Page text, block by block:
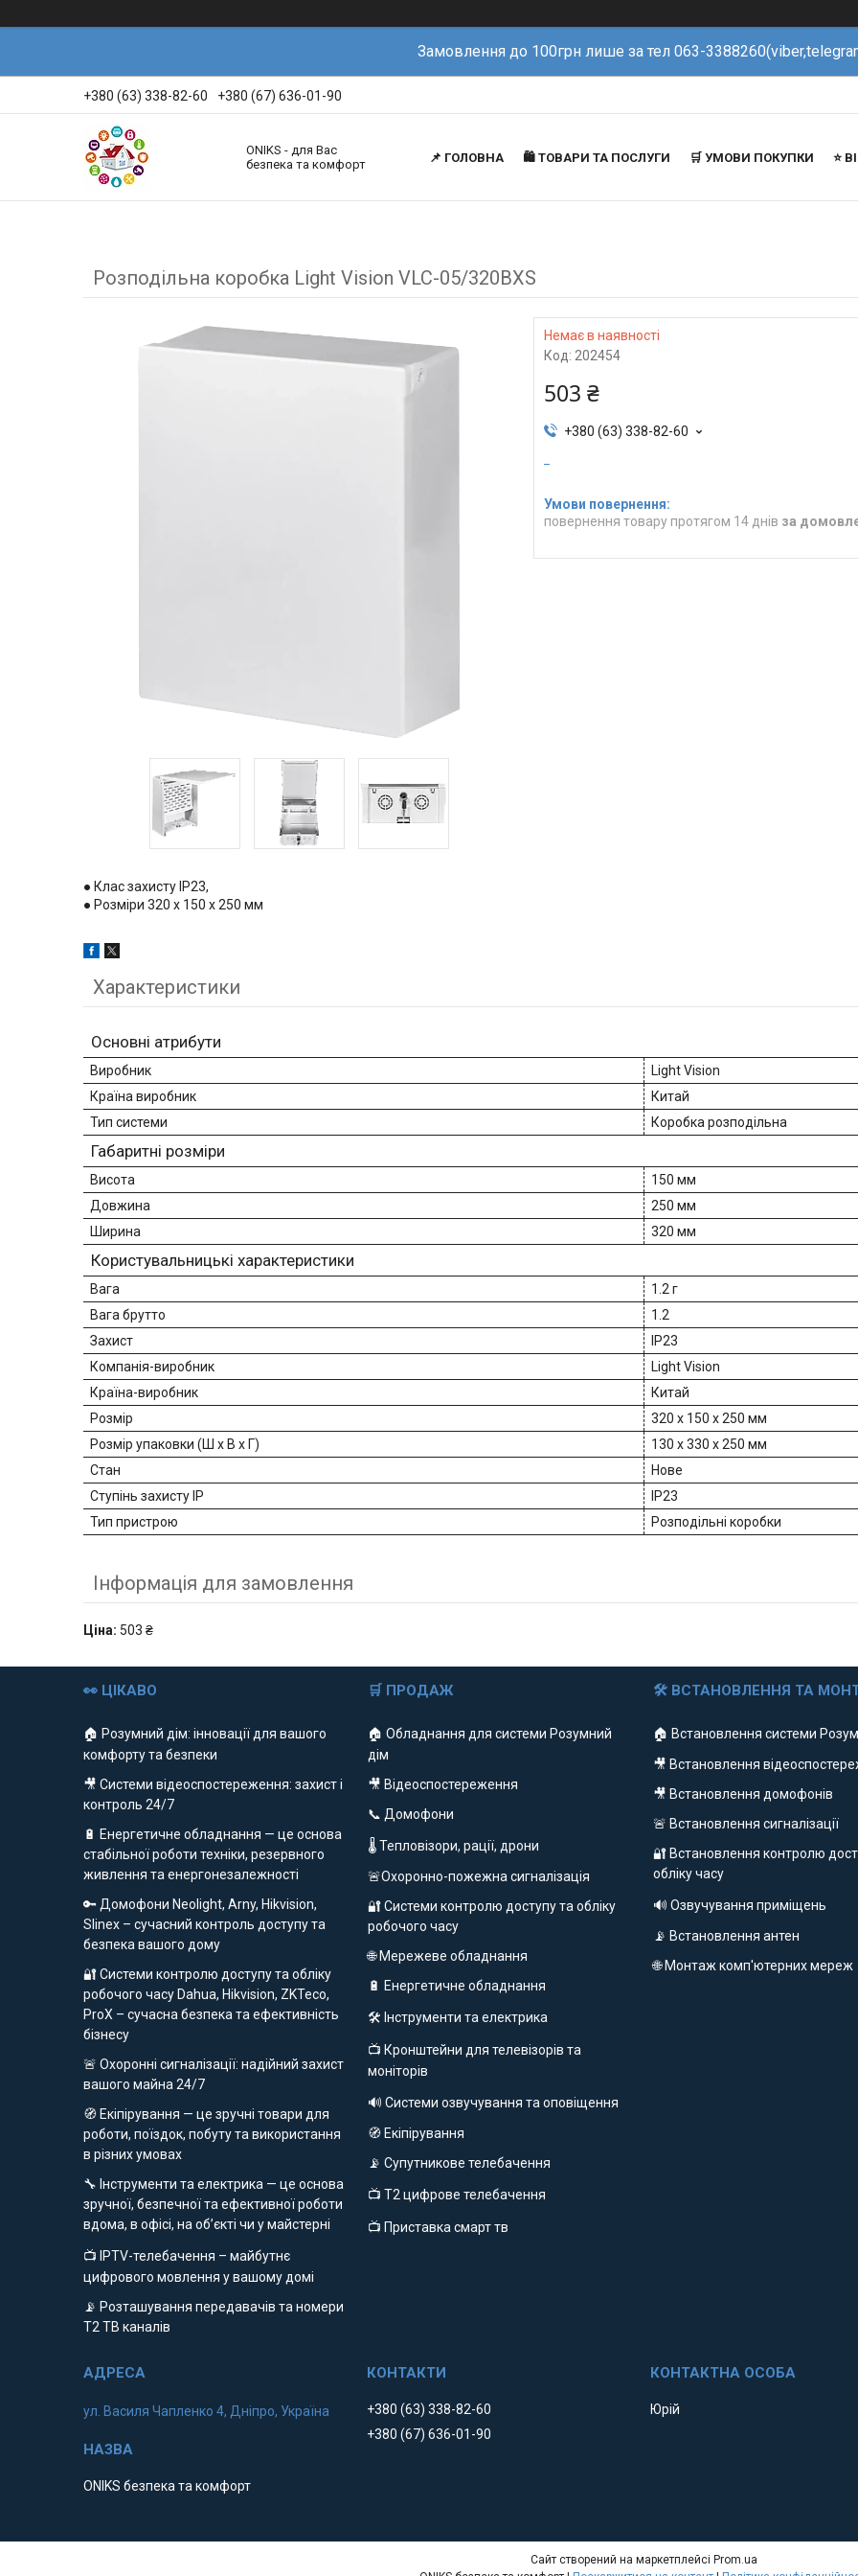
Замовлення до 100грн лише за тел 063-
+380 (63) 338-82-60 +380 (67) 636-01-90
ONIKS - для Вас
безпека та комфорт
📌 ГОЛОВНА 🛍️ ТОВАРИ ТА ПОСЛУГИ 🛒 УМОВИ ПОКУПКИ ⭐️
Розподільна коробка Light Vision VLC-05/320BXS
Немає в наявності
Код: 202454
503 ₴
+380 (63) 338-82-60
повернення товару протягом 14 днів за
● Клас захисту IP23,
● Розміри 320 х 150 х 250 мм
Характеристики
Основні атрибути
Виробник
Light Vision
Країна виробник
Китай
Тип системи
Коробка розподільна
Габаритні розміри
Висота
150 мм
Довжина
250 мм
Ширина
320 мм
Користувальницькі характеристики
Вага
1.2 г
Вага брутто
1.2
Захист
IP23
Компанія-виробник
Light Vision
Країна-виробник
Китай
Розмір
320 х 150 х 250 мм
Розмір упаковки (Ш х В х Г)
130 x 330 x 250 мм
Стан
Нове
Ступінь захисту IP
IP23
Тип пристрою
Розподільні коробки
Інформація для замовлення
Ціна: 503 ₴
👀 ЦІКАВО
🏠 Розумний дім: інновації для вашого
комфорту та безпеки
🎥 Системи відеоспостереження: захист і
контроль 24/7
🔋 Енергетичне обладнання — це основа
стабільної роботи техніки, резервного
живлення та енергонезалежності
🔑 Домофони Neolight, Arny, Hikvision,
Slinex – сучасний контроль доступу та
безпека вашого дому
🔐 Системи контролю доступу та обліку
робочого часу Dahua, Hikvision, ZKTeco,
ProX – сучасна безпека та ефективність
бізнесу
🚨 Охоронні сигналізації: надійний захист
вашого майна 24/7
🧭 Екіпірування — це зручні товари для
роботи, поїздок, побуту та використання
в різних умовах
🔧 Інструменти та електрика — це основа
зручної, безпечної та ефективної роботи
вдома, в офісі, на об’єкті чи у майстерні
📺 IPTV-телебачення – майбутнє
цифрового мовлення у вашому домі
📡 Розташування передавачів та номери
Т2 ТВ каналів
🛒 ПРОДАЖ
🏠 Обладнання для системи Розумний
дім
🎥 Відеоспостереження
📞 Домофони
🌡 Тепловізори, рації, дрони
🚨Охоронно-пожежна сигналізація
🔐 Системи контролю доступу та обліку
робочого часу
🌐 Мережеве обладнання
🔋 Енергетичне обладнання
🛠️ Інструменти та електрика
📺 Кронштейни для телевізорів та
моніторів
🔊 Системи озвучування та оповіщення
🧭 Екіпірування
📡 Супутникове телебачення
📺 Т2 цифрове телебачення
📺 Приставка смарт тв
🛠 ВСТАНОВЛЕННЯ ТА
🏠 Встановлення системи
🎥 Встановлення
🎥 Встановлення домофонів
🚨 Встановлення сигналізації
🔐 Встановлення контролю
обліку часу
🔊 Озвучування приміщень
📡 Встановлення антен
🌐 Монтаж комп'ютерних мереж
ул. Василя Чапленко 4, Дніпро, Україна
ONIKS безпека та комфорт
+380 (63) 338-82-60
+380 (67) 636-01-90
Юрій
Сайт створений на маркетплейсі Prom.ua